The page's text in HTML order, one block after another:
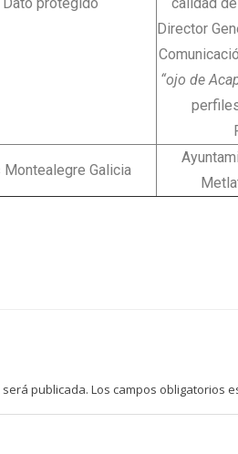
Director
“ojo de
Montealegre Galicia
publicada. Los campos obligatorios